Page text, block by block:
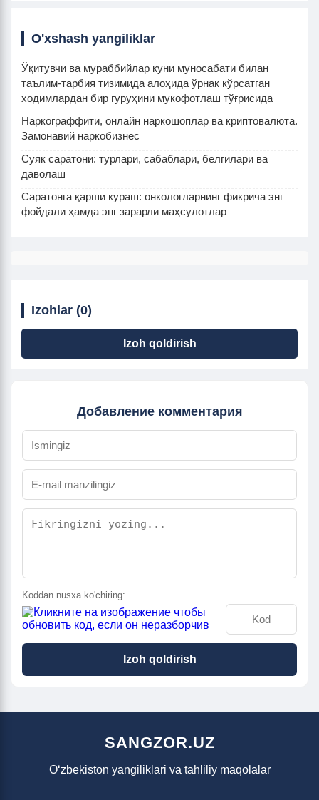
O'xshash yangiliklar
Ўқитувчи ва мураббийлар куни муносабати билан
таълим-тарбия тизимида алоҳида ўрнак кўрсатган
ходимлардан бир гуруҳини мукофотлаш тўғрисида
Наркограффити, онлайн наркошоплар ва криптовалюта.
Замонавий наркобизнес
Суяк саратони: турлари, сабаблари, белгилари ва
даволаш
Саратонга қарши кураш: онкологларнинг фикрича энг
фойдали ҳамда энг зарарли маҳсулотлар
Izohlar (0)
Izoh qoldirish
Добавление комментария
Koddan nusxa ko'chiring:
Izoh qoldirish
SANGZOR.UZ
O‘zbekiston yangiliklari va tahliliy maqolalar